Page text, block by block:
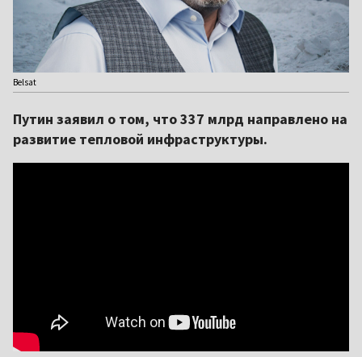
Belsat
Путин заявил о том, что 337 млрд направлено на
развитие тепловой инфраструктуры.